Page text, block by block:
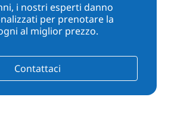
i nostri esperti danno
per prenotare la
al miglior prezzo.
Contattaci